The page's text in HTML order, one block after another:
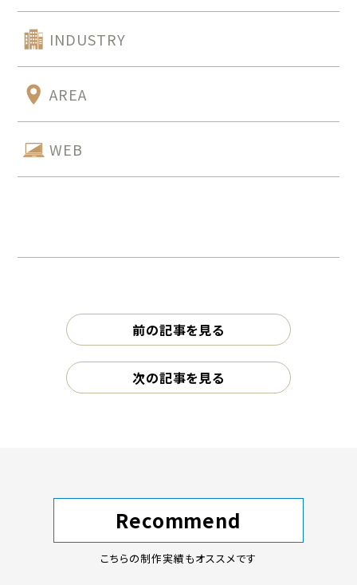
INDUSTRY
AREA
WEB
前の記事を見る
次の記事を見る
Recommend
こちらの制作実績もオススメです